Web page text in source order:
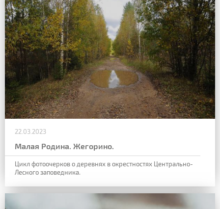
22.03.2023
Малая Родина. Жегорино.
Цикл фотоочерков о деревнях в окрестностях Центрально-
Лесного заповедника.